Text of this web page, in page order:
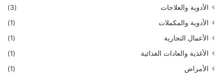
الأدوية والعلاجات
(3)
الأدوية والمكملات
(1)
الأعمال التجارية
(1)
الأغذية والعادات الغذائية
(1)
الأمراض
(1)